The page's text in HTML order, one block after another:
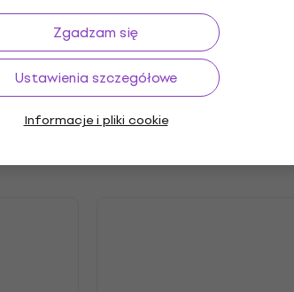
Zgadzam się
Ustawienia szczegółowe
Informacje i pliki cookie
Rock
Rok wydania
Wytwórnia płytowa